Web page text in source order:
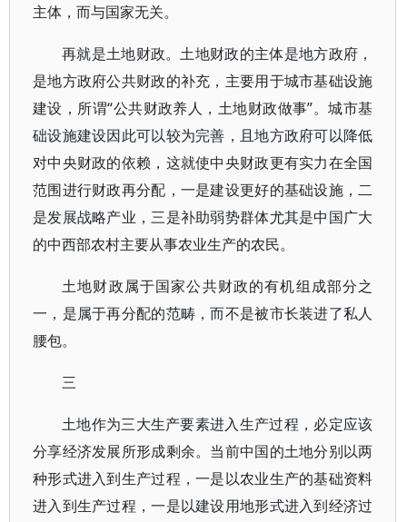
主体，而与国家无关。
再就是土地财政。土地财政的主体是地方政府，
是地方政府公共财政的补充，主要用于城市基础设施
建设，所谓“公共财政养人，土地财政做事”。城市基
础设施建设因此可以较为完善，且地方政府可以降低
对中央财政的依赖，这就使中央财政更有实力在全国
范围进行财政再分配，一是建设更好的基础设施，二
是发展战略产业，三是补助弱势群体尤其是中国广大
的中西部农村主要从事农业生产的农民。
土地财政属于国家公共财政的有机组成部分之
一，是属于再分配的范畴，而不是被市长装进了私人
腰包。
三
土地作为三大生产要素进入生产过程，必定应该
分享经济发展所形成剩余。当前中国的土地分别以两
种形式进入到生产过程，一是以农业生产的基础资料
进入到生产过程，一是以建设用地形式进入到经济过